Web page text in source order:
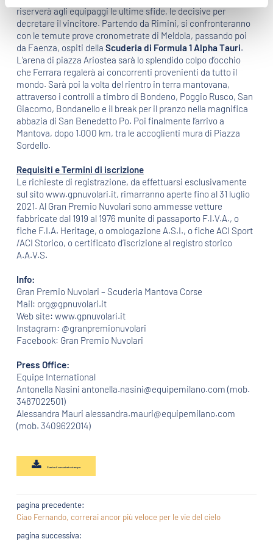
riserverà agli equipaggi le ultime sfide, le decisive per
decretare il vincitore. Partendo da Rimini, si confronteranno
con le temute prove cronometrate di Meldola, passando poi
da Faenza, ospiti della Scuderia di Formula 1 Alpha Tauri.
L’arena di piazza Ariostea sarà lo splendido colpo d’occhio
che Ferrara regalerà ai concorrenti provenienti da tutto il
mondo. Sarà poi la volta del rientro in terra mantovana,
attraverso i controlli a timbro di Bondeno, Poggio Rusco, San
Giacomo, Bondanello e il break per il pranzo nella magnifica
abbazia di San Benedetto Po. Poi finalmente l’arrivo a
Mantova, dopo 1.000 km, tra le accoglienti mura di Piazza
Sordello.
Requisiti e Termini di iscrizione
Le richieste di registrazione, da effettuarsi esclusivamente
sul sito www.gpnuvolari.it, rimarranno aperte fino al 31 luglio
2021. Al Gran Premio Nuvolari sono ammesse vetture
fabbricate dal 1919 al 1976 munite di passaporto F.I.V.A., o
fiche F.I.A. Heritage, o omologazione A.S.I., o fiche ACI Sport
/ACI Storico, o certificato d’iscrizione al registro storico
A.A.V.S.
Info:
Gran Premio Nuvolari – Scuderia Mantova Corse
Mail: org@gpnuvolari.it
Web site: www.gpnuvolari.it
Instagram: @granpremionuvolari
Facebook: Gran Premio Nuvolari
Press Office:
Equipe International
Antonella Nasini antonella.nasini@equipemilano.com (mob.
3487022501)
Alessandra Mauri alessandra.mauri@equipemilano.com
(mob. 3409622014)
Scarica il comunicato stampa
pagina precedente:
Ciao Fernando, correrai ancor più veloce per le vie del cielo
pagina successiva: